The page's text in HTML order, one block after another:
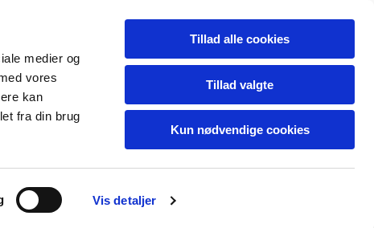
medier og
vores
kan
fra din brug
Vis detaljer
Tillad alle cookies
Tillad valgte
Kun nødvendige cookies